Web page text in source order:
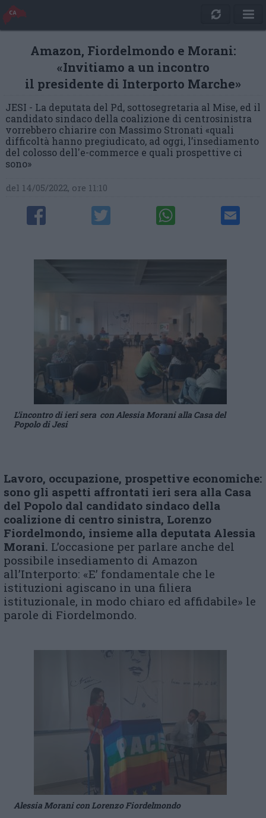
Amazon, Fiordelmondo e Morani:
«Invitiamo a un incontro
il presidente di Interporto Marche»
JESI - La deputata del Pd, sottosegretaria al Mise, ed il
candidato sindaco della coalizione di centrosinistra
vorrebbero chiarire con Massimo Stronati «quali
difficoltà hanno pregiudicato, ad oggi, l’insediamento
del colosso dell'e-commerce e quali prospettive ci
sono»
del 14/05/2022, ore 11:10
L’incontro di ieri sera con Alessia Morani alla Casa del
Popolo di Jesi
Lavoro, occupazione, prospettive economiche:
sono gli aspetti affrontati ieri sera alla Casa
del Popolo dal candidato sindaco della
coalizione di centro sinistra, Lorenzo
Fiordelmondo, insieme alla deputata Alessia
Morani. L’occasione per parlare anche del
possibile insediamento di Amazon
all’Interporto: «E’ fondamentale che le
istituzioni agiscano in una filiera
istituzionale, in modo chiaro ed affidabile» le
parole di Fiordelmondo.
Alessia Morani con Lorenzo Fiordelmondo